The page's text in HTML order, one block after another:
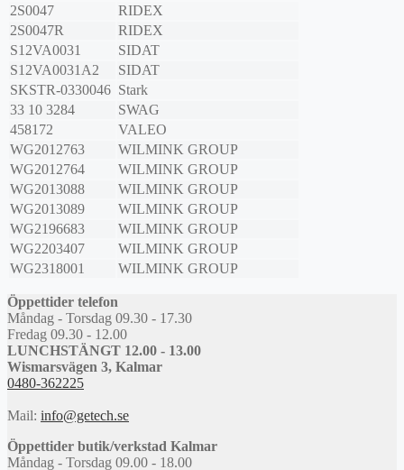
2S0047
RIDEX
2S0047R
RIDEX
S12VA0031
SIDAT
S12VA0031A2
SIDAT
SKSTR-0330046 Stark
33 10 3284
SWAG
458172
VALEO
WG2012763
WILMINK GROUP
WG2012764
WILMINK GROUP
WG2013088
WILMINK GROUP
WG2013089
WILMINK GROUP
WG2196683
WILMINK GROUP
WG2203407
WILMINK GROUP
WG2318001
WILMINK GROUP
Öppettider telefon
Måndag - Torsdag 09.30 - 17.30
Fredag 09.30 - 12.00
LUNCHSTÄNGT 12.00 - 13.00
Wismarsvägen 3, Kalmar
0480-362225
Mail: info@getech.se
Öppettider butik/verkstad Kalmar
Måndag - Torsdag 09.00 - 18.00